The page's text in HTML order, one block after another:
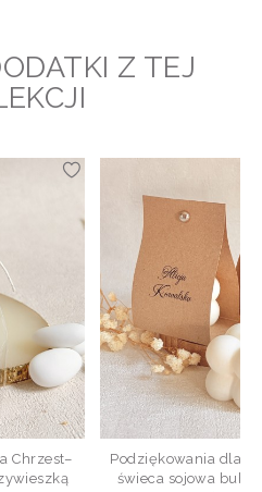
Z TEJ
Chrzest–
Podziękowania dla
świeca sojowa